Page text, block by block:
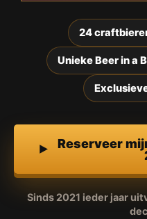
24
Unieke Beer in a
Reserveer
Sinds 2021 ieder jaar